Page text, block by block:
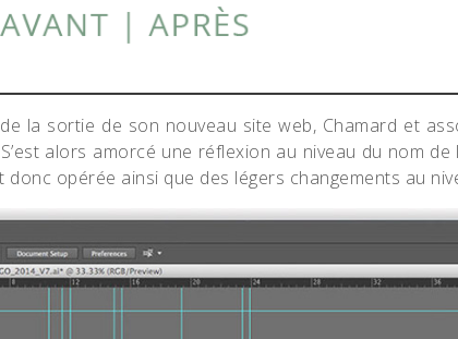
la sortie de son nouveau site web, Chamard et
alors amorcé une réflexion au niveau du nom
opérée ainsi que des légers changements au